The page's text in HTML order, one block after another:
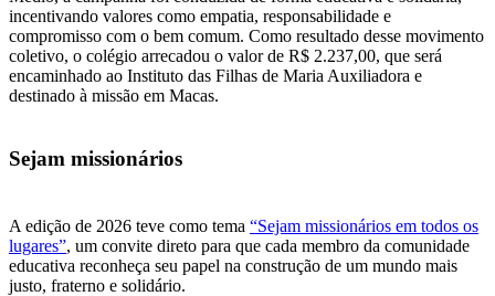
incentivando valores como empatia, responsabilidade e
compromisso com o bem comum. Como resultado desse movimento
coletivo, o colégio arrecadou o valor de R$ 2.237,00, que será
encaminhado ao Instituto das Filhas de Maria Auxiliadora e
destinado à missão em Macas.
Sejam missionários
A edição de 2026 teve como tema “Sejam missionários em todos os
lugares”, um convite direto para que cada membro da comunidade
educativa reconheça seu papel na construção de um mundo mais
justo, fraterno e solidário.